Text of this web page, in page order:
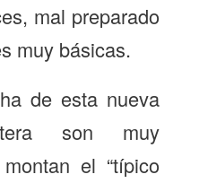
mal preparado
muy básicas.
de esta nueva
son muy
el “típico